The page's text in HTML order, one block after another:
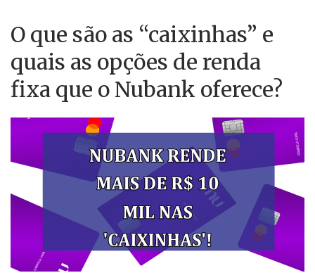
O que são as “caixinhas” e
quais as opções de renda
fixa que o Nubank oferece?